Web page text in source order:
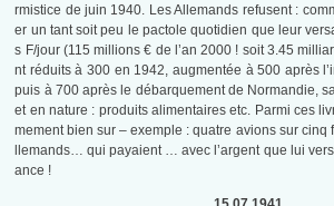
rmistice de juin 1940. Les Allemands refusent :
er un tant soit peu le pactole quotidien que leur
s F/jour (115 millions € de l’an 2000 ! soit 3.45
nt réduits à 300 en 1942, augmentée à 500 après
puis à 700 après le débarquement de Normandie,
et en nature : produits alimentaires etc. Parmi ces
mement bien sur – exemple : quatre avions sur cinq
llemands… qui payaient … avec l’argent que lui
ance !